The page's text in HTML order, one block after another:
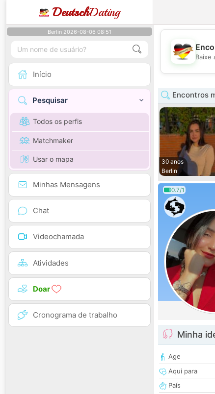
DeutschDating
Berlin 2026-08-06 08:51
Início
Pesquisar
Todos os perfis
Matchmaker
Usar o mapa
Minhas Mensagens
Chat
Videochamada
Atividades
Doar
Cronograma de trabalho
Baixe
Encontros
30 anos
Berlin
0.7/1
Minha
Age
Aqui para
País